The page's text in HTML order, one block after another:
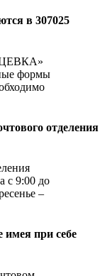
в 307025
формы
отделения
с 9:00 до
–
при себе